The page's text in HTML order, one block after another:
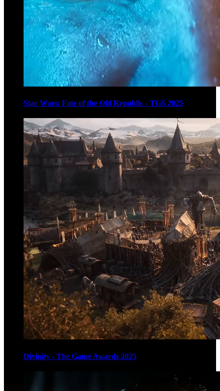
Star Wars: Fate of the Old Republic - TGS 2025
Divinity - The Game Awards 2025